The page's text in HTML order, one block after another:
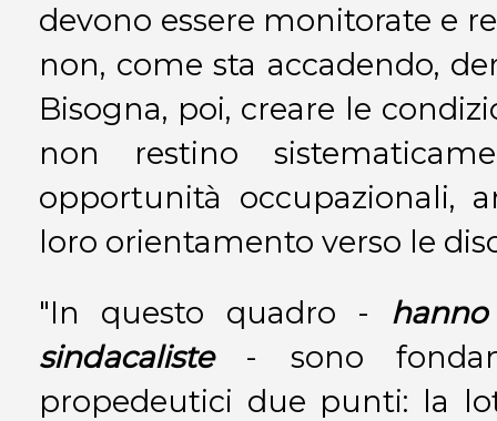
devono essere monitorate e
non, come sta accadendo,
Bisogna, poi, creare le
non restino
opportunità occupazionali,
loro orientamento verso le
"In questo quadro -
sindacaliste- sono
propedeutici due punti: la